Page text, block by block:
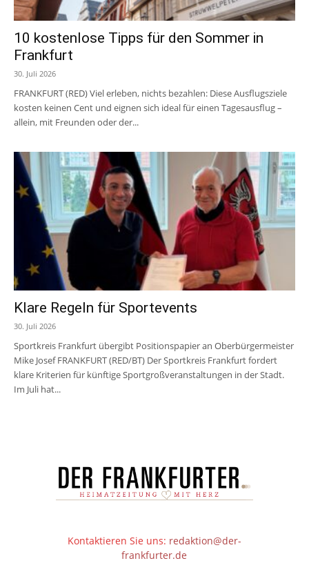
10 kostenlose Tipps für den Sommer in
Frankfurt
30. Juli 2026
FRANKFURT (RED) Viel erleben, nichts bezahlen: Diese Ausflugsziele
kosten keinen Cent und eignen sich ideal für einen Tagesausflug –
allein, mit Freunden oder der...
Klare Regeln für Sportevents
30. Juli 2026
Sportkreis Frankfurt übergibt Positionspapier an Oberbürgermeister
Mike Josef FRANKFURT (RED/BT) Der Sportkreis Frankfurt fordert
klare Kriterien für künftige Sportgroßveranstaltungen in der Stadt.
Im Juli hat...
Kontaktieren Sie uns: redaktion@der-
frankfurter.de